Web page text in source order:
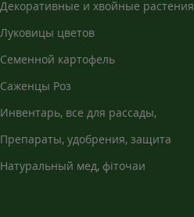
Декоративные и хвойные растения
Луковицы цветов
Семенной картофель
Саженцы Роз
Инвентарь, все для рассады,
Препараты, удобрения, защита
Натуральный мед, фіточаи